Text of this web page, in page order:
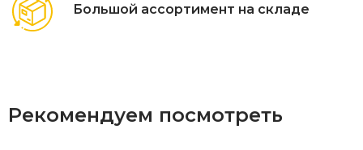
Большой ассортимент на складе
Рекомендуем посмотреть